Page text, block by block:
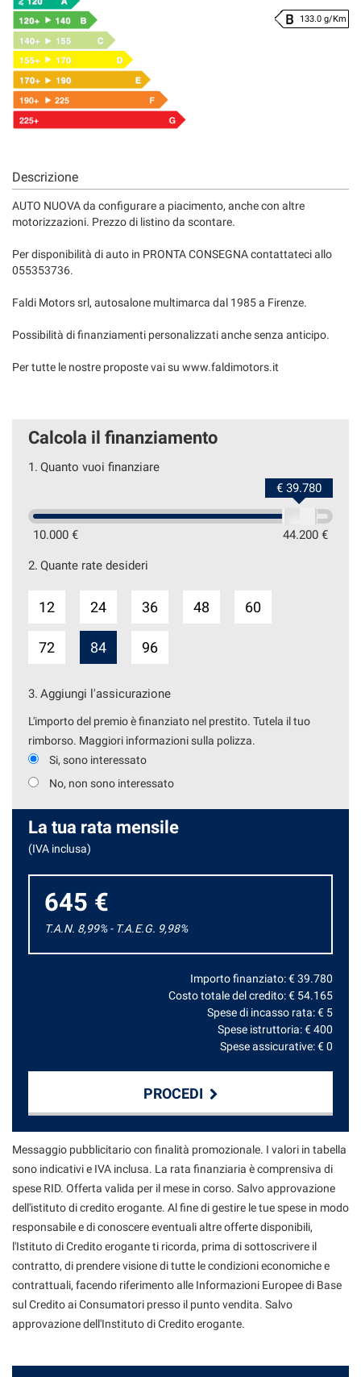
133.0 g/Km
Descrizione
AUTO NUOVA da configurare a piacimento, anche con altre
motorizzazioni. Prezzo di listino da scontare.
Per disponibilità di auto in PRONTA CONSEGNA contattateci allo
055353736.
Faldi Motors srl, autosalone multimarca dal 1985 a Firenze.
Possibilità di finanziamenti personalizzati anche senza anticipo.
Per tutte le nostre proposte vai su www.faldimotors.it
Calcola il finanziamento
1. Quanto vuoi finanziare
10.000 € 44.200 €
€ 39.780
2. Quante rate desideri
12 24 36 48 60
72 84 96
3. Aggiungi l'assicurazione
L'importo del premio è finanziato nel prestito. Tutela il tuo
rimborso. Maggiori informazioni sulla polizza.
Si, sono interessato
No, non sono interessato
La tua rata mensile
(IVA inclusa)
645 €
T.A.N. 8,99% - T.A.E.G. 9,98%
Importo finanziato: €39.780
Costo totale del credito: € 54.165
Spese di incasso rata: € 5
Spese istruttoria: €400
Spese assicurative: €0
PROCEDI
Contattaci
Messaggio pubblicitario con finalità promozionale. I valori in tabella
sono indicativi e IVA inclusa. La rata finanziaria è comprensiva di
spese RID. Offerta valida per il mese in corso. Salvo approvazione
dell'istituto di credito erogante. Al fine di gestire le tue spese in modo
responsabile e di conoscere eventuali altre offerte disponibili,
l'Istituto di Credito erogante ti ricorda, prima di sottoscrivere il
contratto, di prendere visione di tutte le condizioni economiche e
contrattuali, facendo riferimento alle Informazioni Europee di Base
sul Credito ai Consumatori presso il punto vendita. Salvo
approvazione dell'Instituto di Credito erogante.